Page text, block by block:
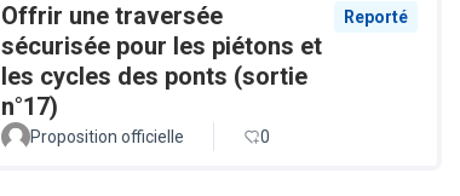
Offrir une traversée
sécurisée pour les piétons et
les cycles des ponts (sortie
n°17)
Reporté
Proposition officielle 0